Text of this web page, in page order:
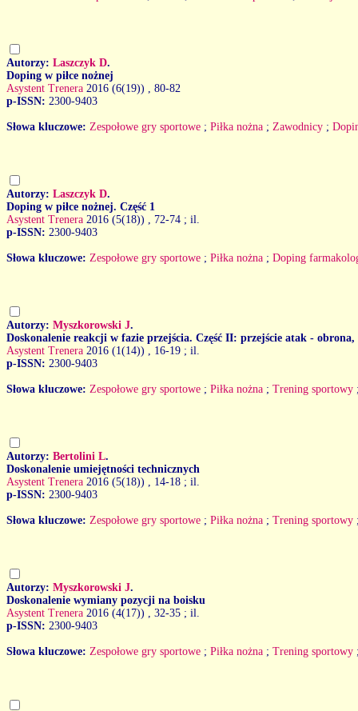
Autorzy: Laszczyk D.
Doping w piłce nożnej
Asystent Trenera 2016 (6(19))
, 80-82
p-ISSN: 2300-9403
Słowa kluczowe: Zespołowe gry sportowe ; Piłka nożna ; Zawodnicy ;
Autorzy: Laszczyk D.
Doping w piłce nożnej. Część 1
Asystent Trenera 2016 (5(18))
, 72-74 ; il.
p-ISSN: 2300-9403
Słowa kluczowe: Zespołowe gry sportowe ; Piłka nożna ; Doping
Autorzy: Myszkorowski J.
Doskonalenie reakcji w fazie przejścia. Część II: przejście atak -
Asystent Trenera 2016 (1(14))
, 16-19 ; il.
p-ISSN: 2300-9403
Słowa kluczowe: Zespołowe gry sportowe ; Piłka nożna ; Trening sportowy
Autorzy: Bertolini L.
Doskonalenie umiejętności technicznych
Asystent Trenera 2016 (5(18))
, 14-18 ; il.
p-ISSN: 2300-9403
Słowa kluczowe: Zespołowe gry sportowe ; Piłka nożna ; Trening sportowy
Autorzy: Myszkorowski J.
Doskonalenie wymiany pozycji na boisku
Asystent Trenera 2016 (4(17))
, 32-35 ; il.
p-ISSN: 2300-9403
Słowa kluczowe: Zespołowe gry sportowe ; Piłka nożna ; Trening sportowy